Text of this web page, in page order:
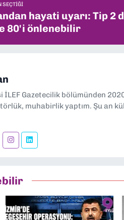
SEÇTIĞI
hayati uyarı: Tip 2
80'i önlenebilir
İLEF Gazetecilik bölümünden
muhabirlik yaptım. Şu an